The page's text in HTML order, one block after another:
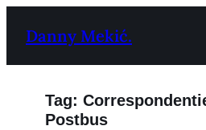
naarDanny Mekić.
Tag:
Postbus